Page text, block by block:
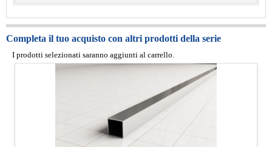
Completa il tuo acquisto con altri prodotti della serie
I prodotti selezionati saranno aggiunti al carrello.